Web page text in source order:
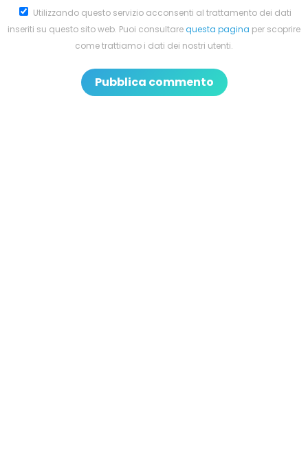
Utilizzando questo servizio acconsenti al trattamento dei dati
inseriti su questo sito web. Puoi consultarequesta pagina per scoprire
come trattiamo i dati dei nostri utenti.